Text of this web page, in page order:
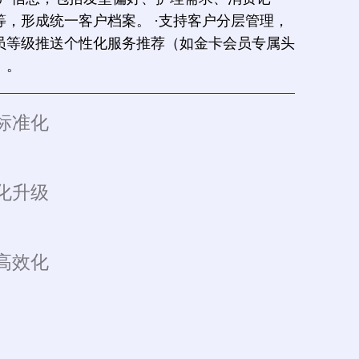
形成统一客户档案。 ·支持客户分层管理，
等级推送个性化服务推荐（如金卡会员专属头
准化
升级
效化